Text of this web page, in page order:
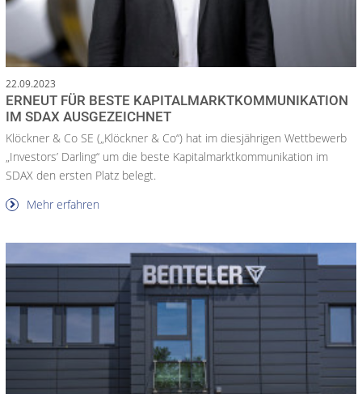
22.09.2023
ERNEUT FÜR BESTE KAPITALMARKTKOMMUNIKATION
IM SDAX AUSGEZEICHNET
Klöckner & Co SE („Klöckner & Co“) hat im diesjährigen Wettbewerb
„Investorsʼ Darling“ um die beste Kapitalmarktkommunikation im
SDAX den ersten Platz belegt.
Mehr erfahren